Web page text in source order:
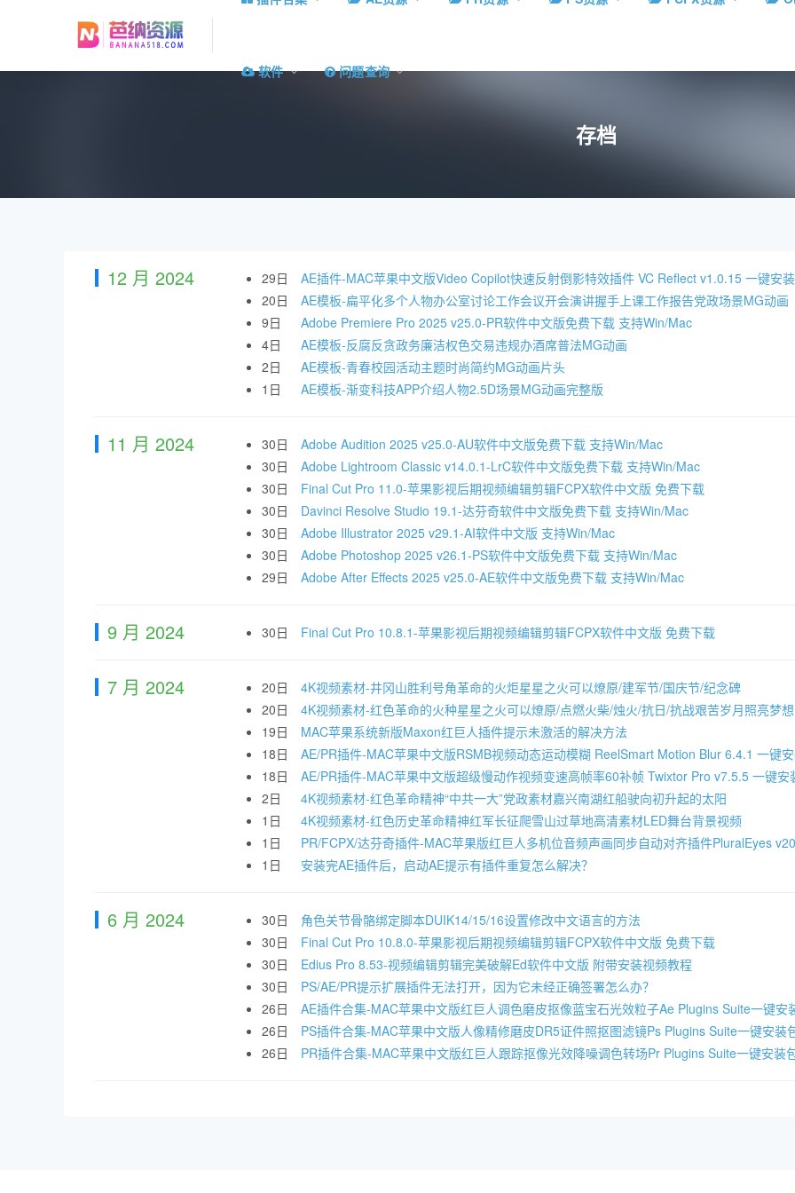
软件 问题查询
存档
12 月 2024 29日
AE插件-MAC苹果中文版Video Copilot快速反射倒影特效插件 VC Reflect v1.0.15 一键安
20日
AE模板-扁平化多个人物办公室讨论工作会议开会演讲握手上课工作报告党政场景MG动画
9日
Adobe Premiere Pro 2025 v25.0-PR软件中文版免费下载 支持Win/Mac
4日
AE模板-反腐反贪政务廉洁权色交易违规办酒席普法MG动画
2日
AE模板-青春校园活动主题时尚简约MG动画片头
1日
AE模板-渐变科技APP介绍人物2.5D场景MG动画完整版
11 月 2024 30日
Adobe Audition 2025 v25.0-AU软件中文版免费下载 支持Win/Mac
30日
Adobe Lightroom Classic v14.0.1-LrC软件中文版免费下载 支持Win/Mac
30日
Final Cut Pro 11.0-苹果影视后期视频编辑剪辑FCPX软件中文版 免费下载
30日
Davinci Resolve Studio 19.1-达芬奇软件中文版免费下载 支持Win/Mac
30日
Adobe Illustrator 2025 v29.1-AI软件中文版 支持Win/Mac
30日
Adobe Photoshop 2025 v26.1-PS软件中文版免费下载 支持Win/Mac
29日
Adobe After Effects 2025 v25.0-AE软件中文版免费下载 支持Win/Mac
9 月 2024 30日 Final Cut Pro 10.8.1-苹果影视后期视频编辑剪辑FCPX软件中文版 免费下载
7 月 2024 20日
4K视频素材-井冈山胜利号角革命的火炬星星之火可以燎原/建军节/国庆节/纪念碑
20日
4K视频素材-红色革命的火种星星之火可以燎原/点燃火柴/烛火/抗日/抗战艰苦岁月照亮梦想
19日
MAC苹果系统新版Maxon红巨人插件提示未激活的解决方法
18日
AE/PR插件-MAC苹果中文版RSMB视频动态运动模糊 ReelSmart Motion Blur 6.4.1 一键
18日
AE/PR插件-MAC苹果中文版超级慢动作视频变速高帧率60补帧 Twixtor Pro v7.5.5 一键安
2日
4K视频素材-红色革命精神“中共一大”党政素材嘉兴南湖红船驶向初升起的太阳
1日
4K视频素材-红色历史革命精神红军长征爬雪山过草地高清素材LED舞台背景视频
1日
PR/FCPX/达芬奇插件-MAC苹果版红巨人多机位音频声画同步自动对齐插件PluralEyes
1日
安装完AE插件后，启动AE提示有插件重复怎么解决？
6 月 2024 30日
角色关节骨骼绑定脚本DUIK14/15/16设置修改中文语言的方法
30日
Final Cut Pro 10.8.0-苹果影视后期视频编辑剪辑FCPX软件中文版 免费下载
30日
Edius Pro 8.53-视频编辑剪辑完美破解Ed软件中文版 附带安装视频教程
30日
PS/AE/PR提示扩展插件无法打开，因为它未经正确签署怎么办？
26日
AE插件合集-MAC苹果中文版红巨人调色磨皮抠像蓝宝石光效粒子Ae Plugins Suite一键安
26日
PS插件合集-MAC苹果中文版人像精修磨皮DR5证件照抠图滤镜Ps Plugins Suite一键安装
26日
PR插件合集-MAC苹果中文版红巨人跟踪抠像光效降噪调色转场Pr Plugins Suite一键安装